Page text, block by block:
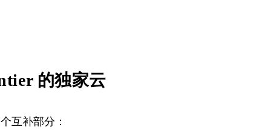
的独家云
互补部分：